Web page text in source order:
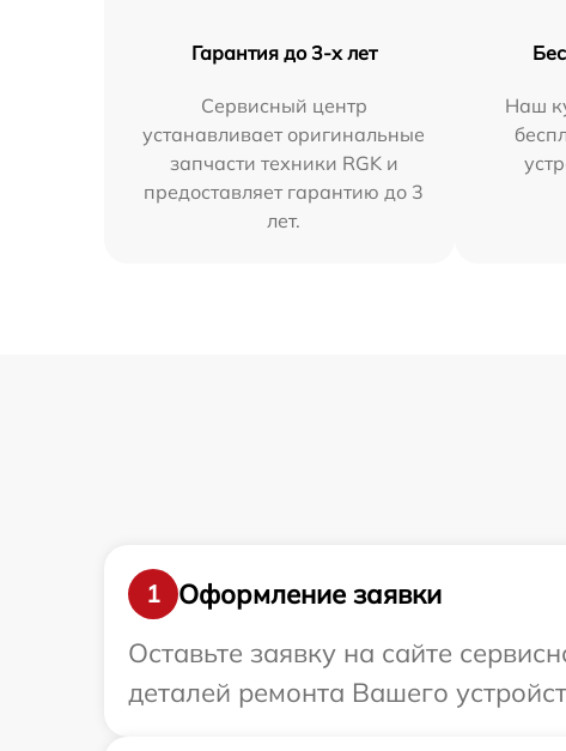
Гарантия до 3-х лет
Сервисный центр
устанавливает оригинальные
запчасти техники RGK и
предоставляет гарантию до 3
лет.
Наш
1
Оформление заявки
Оставьте заявку на сайте
деталей ремонта Вашего